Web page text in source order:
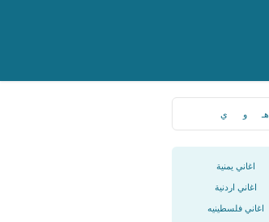
هـ و ي
اغاني يمنية
اغاني اردنية
اغاني فلسطينيه